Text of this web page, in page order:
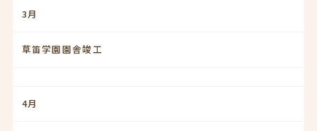
3月
草笛学園園舎竣工
4月